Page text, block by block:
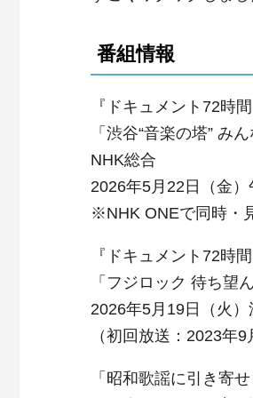
番組情報
『ドキュメント72時間
「渋谷“音楽の塔” み
NHK総合
2026年5月22日（金
※NHK ONEで同時・
『ドキュメント72時
「フジロック 待ち望
2026年5月19日（火）
（初回放送：2023年
「昭和歌謡に引き寄せ